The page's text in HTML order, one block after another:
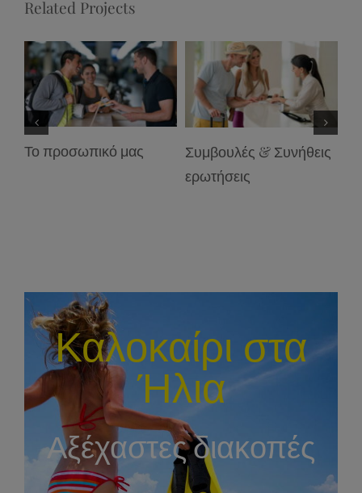
Related Projects
Το προσωπικό μας
Συμβουλές & Συνήθεις
ερωτήσεις
Καλοκαίρι στα
Ήλια
Αξέχαστες διακοπές